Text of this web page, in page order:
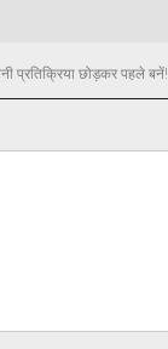
प्रतिक्रिया छोड़कर पहले बनें!